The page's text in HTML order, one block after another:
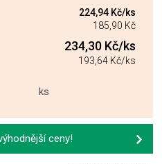
224,94 Kč/ks
185,90 Kč
234,30 Kč/ks
193,64 Kč/ks
ks
ceny!